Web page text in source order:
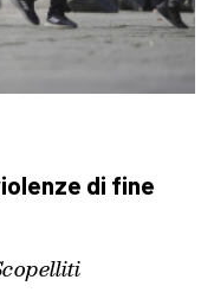
di fine